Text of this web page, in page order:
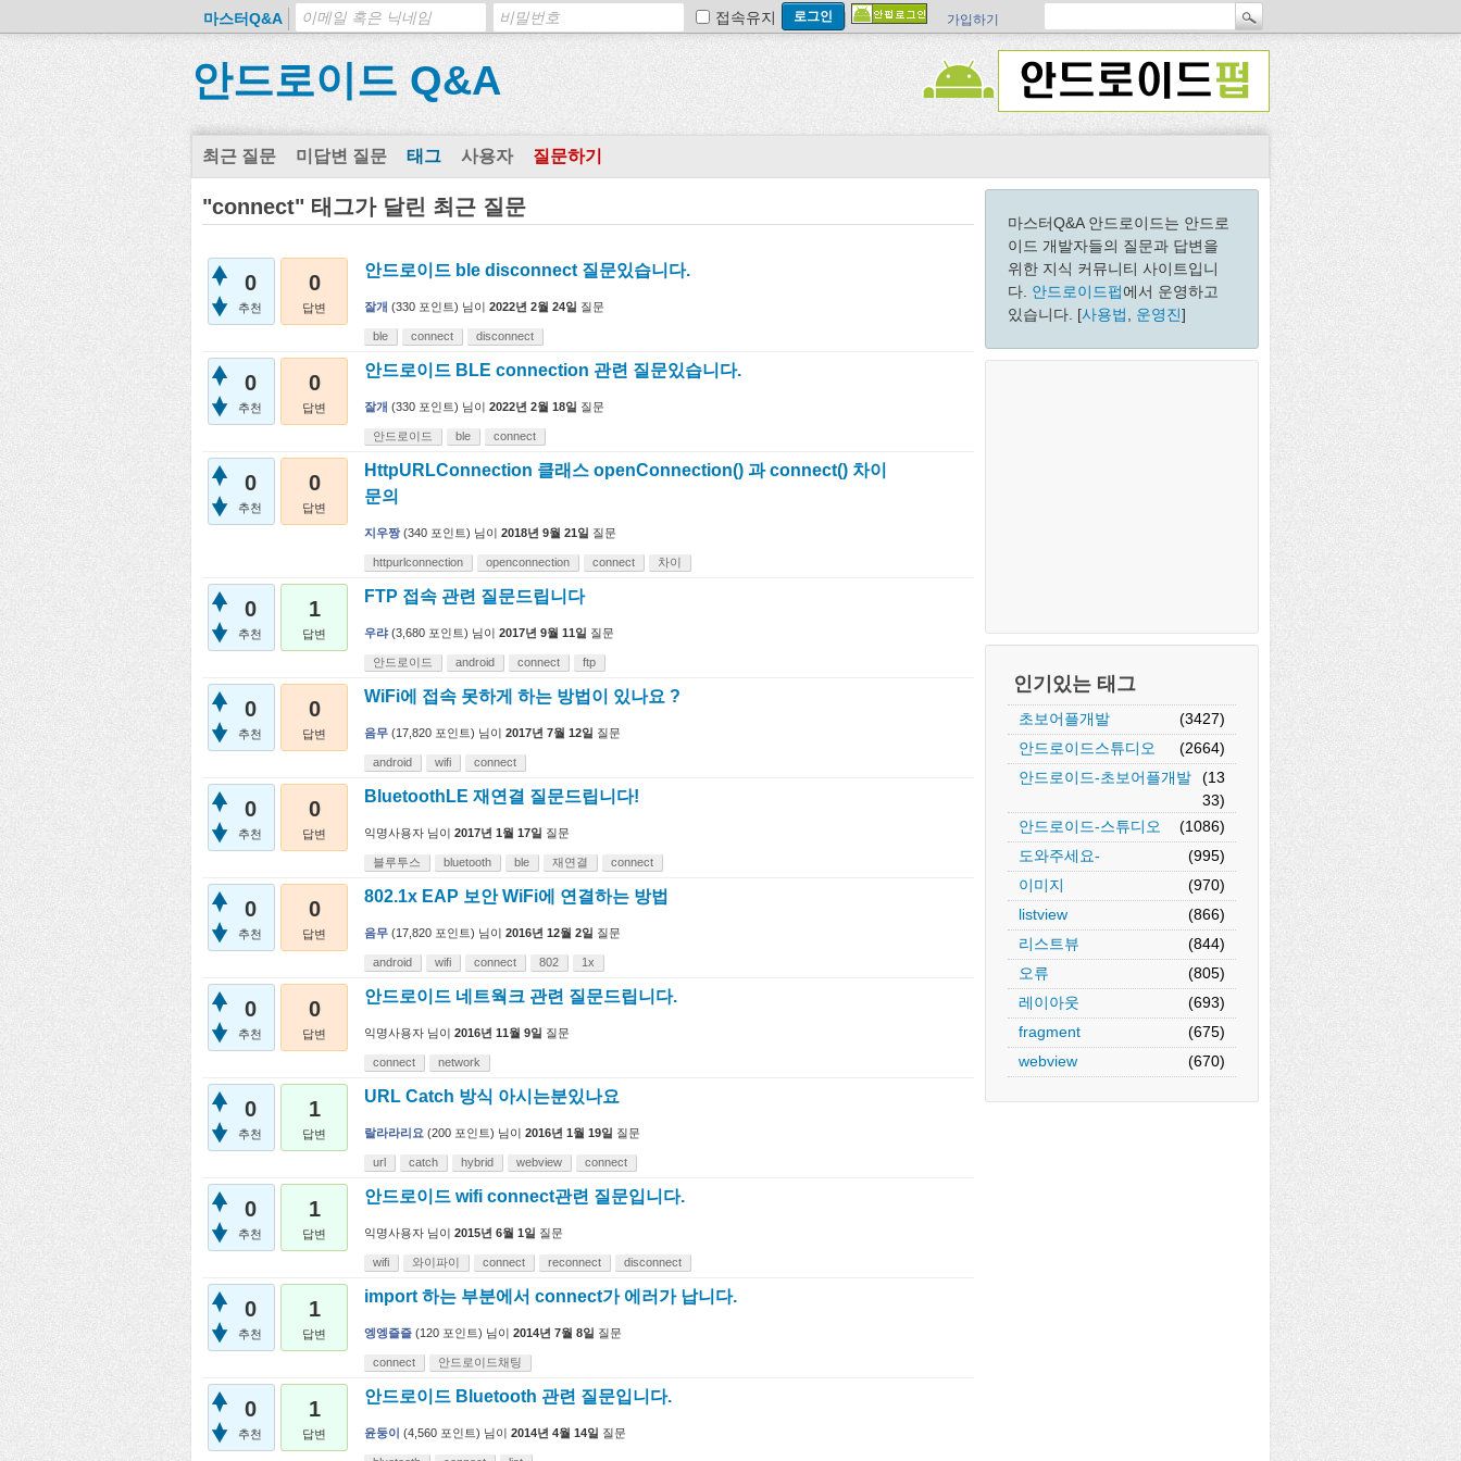
마스터Q&A 접속유지 가입하기
안드로이드 Q&A
최근 질문 미답변 질문 태그 사용자 질문하기
마스터Q&A 안드로이드는 안드로
이드 개발자들의 질문과 답변을
위한 지식 커뮤니티 사이트입니
다. 안드로이드펍에서 운영하고
있습니다. [사용법 운영진]
인기있는 태그
초보어플개발
(3427)
안드로이드스튜디오
(2664)
안드로이드-초보어플개발
(13
33)
안드로이드-스튜디오
(1086)
도와주세요-
(995)
이미지
(970)
listview
(866)
리스트뷰
(844)
오류
(805)
레이아웃
(693)
fragment
(675)
webview
(670)
"connect" 태그가 달린 최근 질문
0
추천
0
답변
안드로이드 ble disconnect 질문있습니다.
잘개 (330 포인트) 님이 2022년 2월 24일 질문
ble connect disconnect
0
추천
0
답변
안드로이드 BLE connection 관련 질문있습니다.
잘개 (330 포인트) 님이 2022년 2월 18일 질문
안드로이드 ble connect
0
추천
0
답변
HttpURLConnection 클래스 openConnection() 과 connect() 차이
문의
지우짱 (340 포인트) 님이 2018년 9월 21일 질문
httpurlconnection openconnection connect 차이
0
추천
1
답변
FTP 접속 관련 질문드립니다
우랴 (3,680 포인트) 님이 2017년 9월 11일 질문
안드로이드 android connect ftp
0
추천
0
답변
WiFi에 접속 못하게 하는 방법이 있나요 ?
음무 (17,820 포인트) 님이 2017년 7월 12일 질문
android wifi connect
0
추천
0
답변
BluetoothLE 재연결 질문드립니다!
익명사용자 님이 2017년 1월 17일 질문
블루투스 bluetooth ble 재연결 connect
0
추천
0
답변
802.1x EAP 보안 WiFi에 연결하는 방법
음무 (17,820 포인트) 님이 2016년 12월 2일 질문
android wifi connect 802 1x
0
추천
0
답변
안드로이드 네트웍크 관련 질문드립니다.
익명사용자 님이 2016년 11월 9일 질문
connect network
0
추천
1
답변
URL Catch 방식 아시는분있나요
랄라라리요 (200 포인트) 님이 2016년 1월 19일 질문
url catch hybrid webview connect
0
추천
1
답변
안드로이드 wifi connect관련 질문입니다.
익명사용자 님이 2015년 6월 1일 질문
wifi 와이파이 connect reconnect disconnect
0
추천
1
답변
import 하는 부분에서 connect가 에러가 납니다.
엥엥즐즐 (120 포인트) 님이 2014년 7월 8일 질문
connect 안드로이드채팅
0
추천
1
답변
안드로이드 Bluetooth 관련 질문입니다.
윤둥이 (4,560 포인트) 님이 2014년 4월 14일 질문